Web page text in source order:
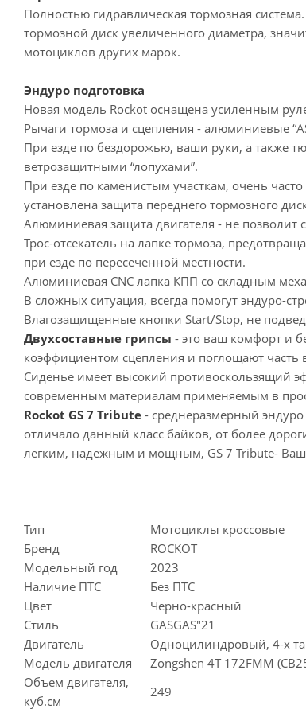
Полностью гидравлическая тормозная
тормозной диск увеличенного диаметра,
мотоциклов других марок.
Эндуро подготовка
Новая модель Rockot оснащена усиленным
Рычаги тормоза и сцепления - алюминиевые
При езде по бездорожью, ваши руки, а также
ветрозащитными “лопухами”.
При езде по каменистым участкам, очень
установлена защита переднего тормозного
Алюминиевая защита двигателя - не позволит
Трос-отсекатель на лапке тормоза,
при езде по пересеченной местности.
Алюминиевая CNC лапка КПП со складным
В сложных ситуация, всегда помогут эндуро-
Влагозащищенные кнопки Start/Stop, не
Двухсоставные грипсы - это ваш комфорт и
коэффициентом сцепления и поглощают
Сиденье имеет высокий противоскользящий
современным материалам применяемым в
Rockot GS 7 Tribute - среднеразмерный
отличало данный класс байков, от более
легким, надежным и мощным, GS 7 Tribute-
Тип
Мотоциклы кроссовые
Бренд
ROCKOT
Модельный год
2023
Наличие ПТС
Без ПТС
Цвет
Черно-красный
Стиль
GASGAS"21
Двигатель
Одноцилиндровый, 4-х
Модель двигателя
Zongshen 4Т 172FMM
Объем двигателя,
куб.см
249